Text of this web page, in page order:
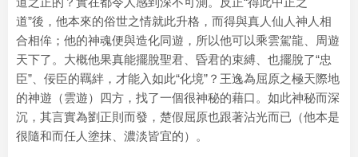
道”後，他本來的俗世之情就此升格，而得與真人仙人神人相
合相侔；他的神魂便與造化同遊，所以他可以乘雲駕龍、周遊
天下了。大概他果真能擺脫聖君、昏君的束縛、也擺脫了“忠
臣”、佞臣的羈絆，才能入如此“化境”？王逸為屈原之極天際地
的神遊（雲遊）四方，找了一個很神秘的藉口。如此神秘而深
沉，其言實為劉正則而發，楚假屈原也跟著沾光而已（他本是
很隨和而任人塗抹、濃淡皆宜的）。